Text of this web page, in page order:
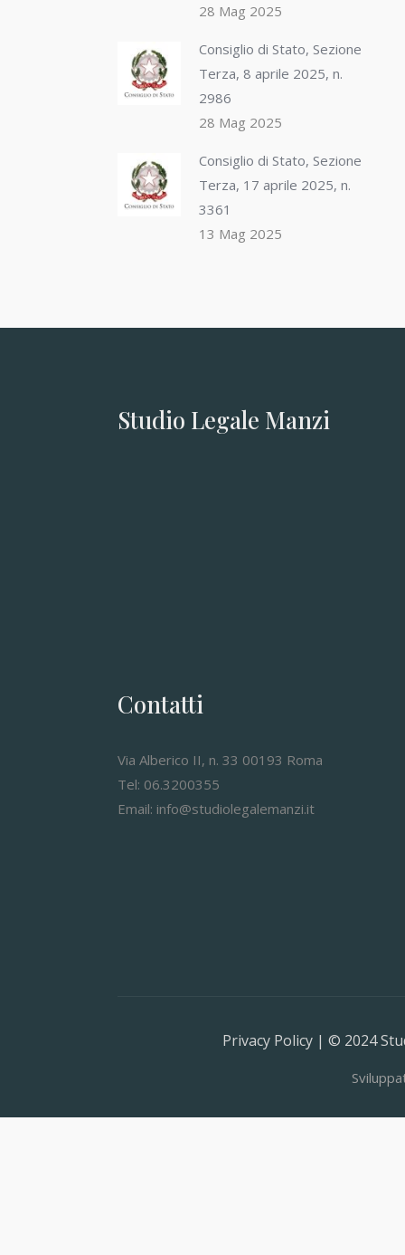
28 Mag 2025
Consiglio di Stato, Sezione
Terza, 8 aprile 2025, n.
2986
28 Mag 2025
Consiglio di Stato, Sezione
Terza, 17 aprile 2025, n.
3361
13 Mag 2025
Studio Legale Manzi
Contatti
Via Alberico II, n. 33 00193 Roma
Tel: 06.3200355
Email: info@studiolegalemanzi.it
Privacy Policy | © 2024